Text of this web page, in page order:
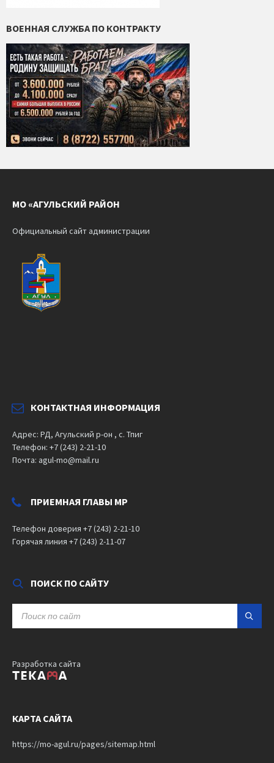
ВОЕННАЯ СЛУЖБА ПО КОНТРАКТУ
МО «АГУЛЬСКИЙ РАЙОН
Официальный сайт администрации
КОНТАКТНАЯ ИНФОРМАЦИЯ
Адрес: РД, Агульский р-он , с. Тпиг
Телефон: +7 (243) 2-21-10
Почта: agul-mo@mail.ru
ПРИЕМНАЯ ГЛАВЫ МР
Телефон доверия +7 (243) 2-21-10
Горячая линия +7 (243) 2-11-07
ПОИСК ПО САЙТУ
Разработка сайта
КАРТА САЙТА
https://mo-agul.ru/pages/sitemap.html